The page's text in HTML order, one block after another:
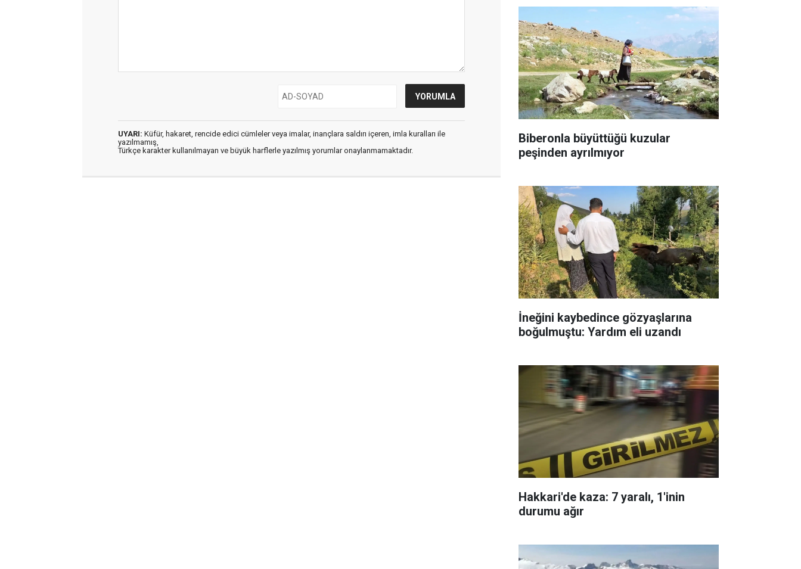
UYARI: Küfür, hakaret, rencide edici cümleler veya imalar, inançlara saldırı içeren, imla kuralları ile
yazılmamış,
Türkçe karakter kullanılmayan ve büyük harflerle yazılmış yorumlar onaylanmamaktadır.
Biberonla büyüttüğü kuzular
peşinden ayrılmıyor
İneğini kaybedince gözyaşlarına
boğulmuştu: Yardım eli uzandı
Hakkari'de kaza: 7 yaralı, 1'inin
durumu ağır